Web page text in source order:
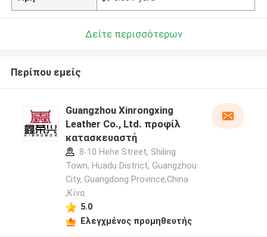
Δείτε περισσότερων
Περίπου εμείς
Guangzhou Xinrongxing
Leather Co., Ltd. προφίλ
κατασκευαστή
8-10 Hehe Street, Shiling
Town, Huadu District, Guangzhou
City, Guangdong Province,China
,Κίνα
5.0
Ελεγχμένος προμηθευτής